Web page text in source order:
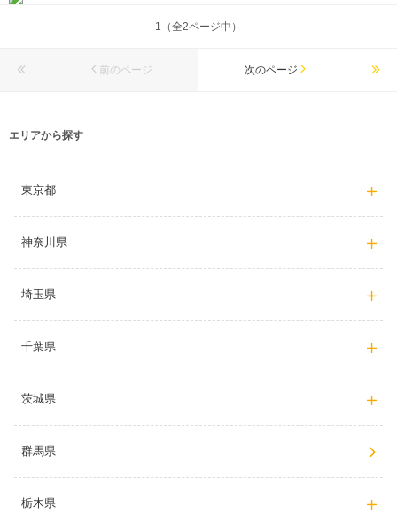
1（全2ページ中）
前のページ 次のページ
エリアから探す
東京都
神奈川県
埼玉県
千葉県
茨城県
群馬県
栃木県